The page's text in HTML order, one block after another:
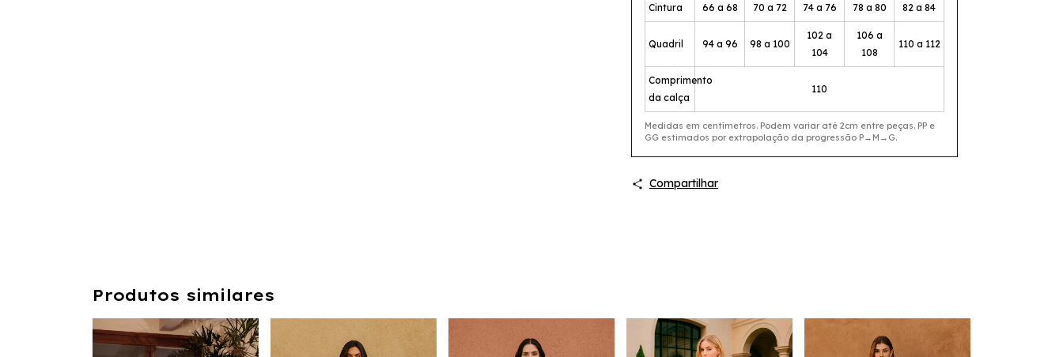
Cintura 66 a 68 70 a 72 74 a 76 78 a 80 82 a 84
Quadril 94 a 96 98 a 100
102 a
104
106 a
108
110 a 112
Comprimento
da calça
110
Medidas em centímetros. Podem variar até 2cm entre peças. PP e
GG estimados por extrapolação da progressão P→M→G.
Compartilhar
Produtos similares